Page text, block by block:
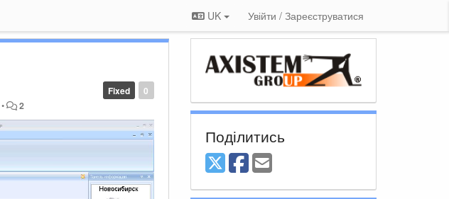
UK Увійти / Зареєструватися
0
Fixed
• 2
Поділитись